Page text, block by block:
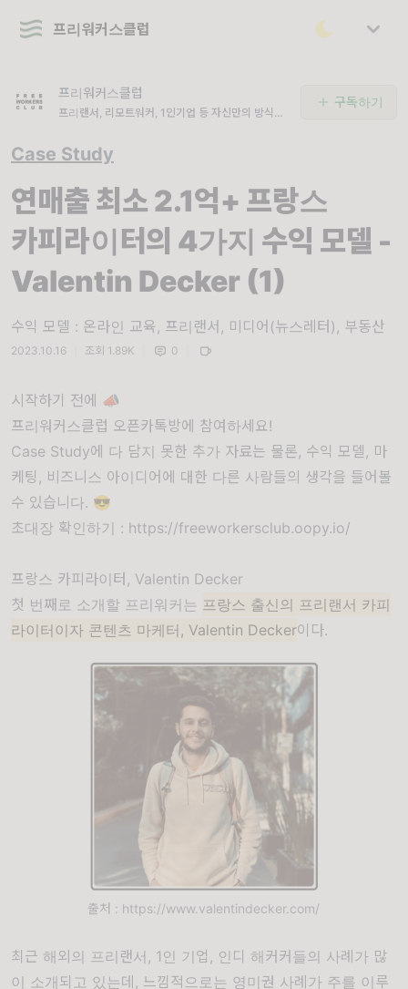
프리워커스클럽
프리워커스클럽
프리랜서, 리모트워커, 1인기업 등 자신만의 방식으
구독하기
Case Study
연매출 최소 2.1억+ 프랑스
카피라이터의 4가지 수익 모델 -
Valentin Decker (1)
수익 모델 : 온라인 교육, 프리랜서, 미디어(뉴스레터), 부동산
2023.10.16 조회 1.89K 0
시작하기 전에 📣
프리워커스클럽 오픈카톡방에 참여하세요!
Case Study에 다 담지 못한 추가 자료는 물론, 수익 모델, 마
케팅, 비즈니스 아이디어에 대한 다른 사람들의 생각을 들어볼
수 있습니다. 😎
초대장 확인하기 : https://freeworkersclub.oopy.io/
프랑스 카피라이터, Valentin Decker
첫 번째로 소개할 프리워커는 프랑스 출신의 프리랜서 카피
라이터이자 콘텐츠 마케터, Valentin Decker이다.
출처 : https://www.valentindecker.com/
최근 해외의 프리랜서, 1인 기업, 인디 해커커들의 사례가 많
이 소개되고 있는데, 느낌적으로는 영미권 사례가 주를 이루